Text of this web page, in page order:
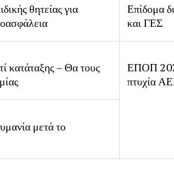
θητείας για
Επίδομα
και ΓΕΣ
κατάταξης – Θα τους
ΕΠΟΠ
πτυχία
μετά το